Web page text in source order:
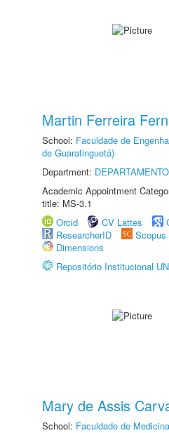
Martin Ferreira
School: Faculdade de
de Guaratinguetá)
Department:
Academic Appointment
title: MS-3.1
Orcid
CV Lattes
ResearcherID
Scopus
Dimensions
Repositório Institucional
Mary de Assis
School: Faculdade de